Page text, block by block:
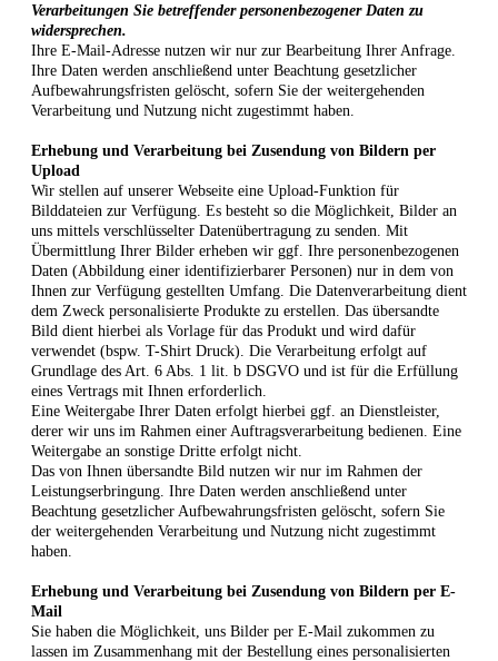
Verarbeitungen Sie betreffender personenbezogener Daten zu
widersprechen.
Ihre E-Mail-Adresse nutzen wir nur zur Bearbeitung Ihrer Anfrage.
Ihre Daten werden anschließend unter Beachtung gesetzlicher
Aufbewahrungsfristen gelöscht, sofern Sie der weitergehenden
Verarbeitung und Nutzung nicht zugestimmt haben.
Erhebung und Verarbeitung bei Zusendung von Bildern per
Upload
Wir stellen auf unserer Webseite eine Upload-Funktion für
Bilddateien zur Verfügung. Es besteht so die Möglichkeit, Bilder an
uns mittels verschlüsselter Datenübertragung zu senden. Mit
Übermittlung Ihrer Bilder erheben wir ggf. Ihre personenbezogenen
Daten (Abbildung einer identifizierbarer Personen) nur in dem von
Ihnen zur Verfügung gestellten Umfang. Die Datenverarbeitung dient
dem Zweck personalisierte Produkte zu erstellen. Das übersandte
Bild dient hierbei als Vorlage für das Produkt und wird dafür
verwendet (bspw. T-Shirt Druck). Die Verarbeitung erfolgt auf
Grundlage des Art. 6 Abs. 1 lit. b DSGVO und ist für die Erfüllung
eines Vertrags mit Ihnen erforderlich.
Eine Weitergabe Ihrer Daten erfolgt hierbei ggf. an Dienstleister,
derer wir uns im Rahmen einer Auftragsverarbeitung bedienen. Eine
Weitergabe an sonstige Dritte erfolgt nicht.
Das von Ihnen übersandte Bild nutzen wir nur im Rahmen der
Leistungserbringung. Ihre Daten werden anschließend unter
Beachtung gesetzlicher Aufbewahrungsfristen gelöscht, sofern Sie
der weitergehenden Verarbeitung und Nutzung nicht zugestimmt
haben.
Erhebung und Verarbeitung bei Zusendung von Bildern per E-
Mail
Sie haben die Möglichkeit, uns Bilder per E-Mail zukommen zu
lassen im Zusammenhang mit der Bestellung eines personalisierten